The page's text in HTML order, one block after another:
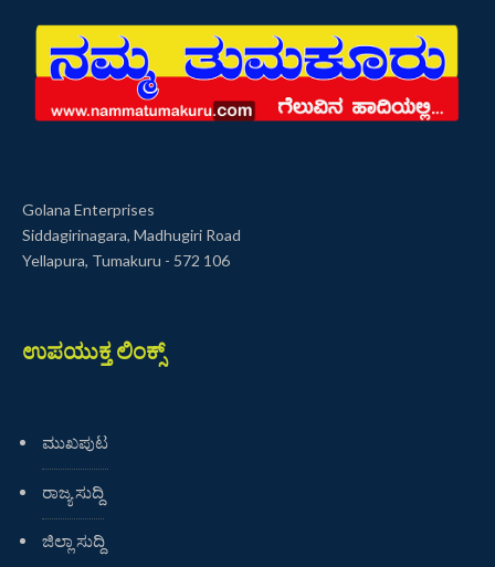
Golana Enterprises
Siddagirinagara, Madhugiri Road
Yellapura, Tumakuru - 572 106
ಉಪಯುಕ್ತ ಲಿಂಕ್ಸ್
ಮುಖಪುಟ
ರಾಜ್ಯ ಸುದ್ದಿ
ಜಿಲ್ಲಾ ಸುದ್ದಿ